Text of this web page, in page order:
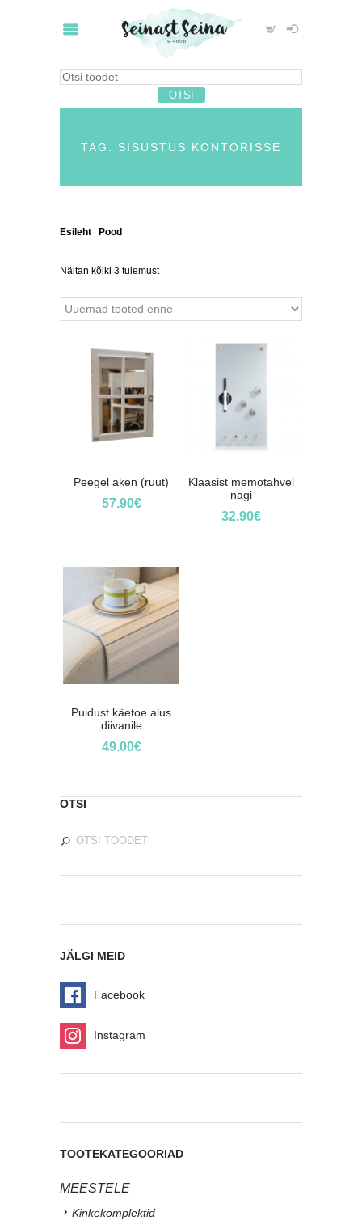
TAG: SISUSTUS KONTORISSE
Esileht Pood
Näitan kõiki 3 tulemust
Peegel aken (ruut)
57.90€
Klaasist memotahvel
nagi
32.90€
Puidust käetoe alus
diivanile
49.00€
OTSI
JÄLGI MEID
Facebook
Instagram
TOOTEKATEGOORIAD
MEESTELE
Kinkekomplektid